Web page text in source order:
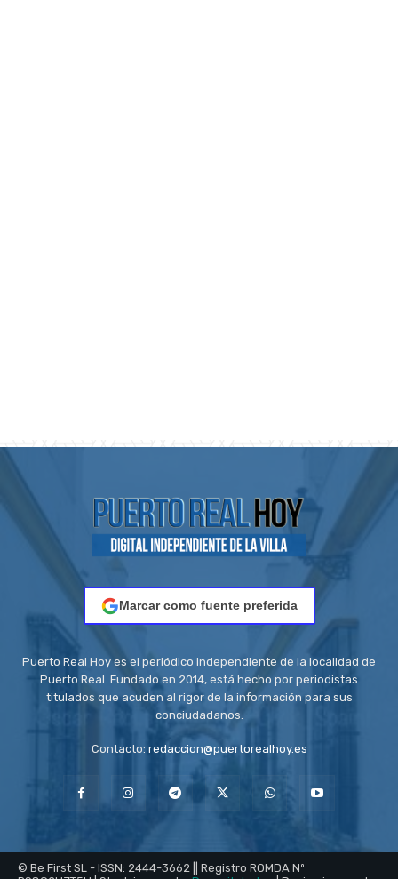
Marcar como fuente preferida
Puerto Real Hoy es el periódico independiente de la localidad de
Puerto Real. Fundado en 2014, está hecho por periodistas
titulados que acuden al rigor de la información para sus
conciudadanos.
Contacto: redaccion@puertorealhoy.es
© Be First SL - ISSN: 2444-3662 || Registro ROMDA Nº